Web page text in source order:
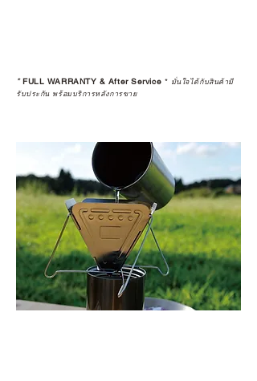
ในอุปกรณ์ที่คุณรัก มีคุณค่าอย่าง
ตัวแทนจำหน่ายที่ได้รับการแต่งตั้ง
เพื่อให้คุณได้รับทั้งสินค้า และ
ประสบการณ์ที่สมบูรณ์แบบในระยะ
ยาว
อ่านต่อเรื่องการรับประกันสินค้าได้
ตรงนี้
>>https://www.campstudio.co.th/
warranty
*FULL WARRANTY & After Service * มั่นใจได้กับสินค้ามี
รับประกัน พร้อมบริการหลังการขาย